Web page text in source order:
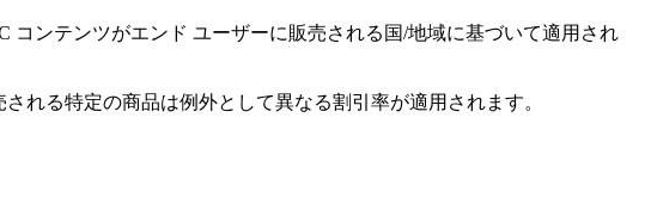
ンテンツがエンド ユーザーに販売される国/地域に基づいて適用され
れる特定の商品は例外として異なる割引率が適用されます。